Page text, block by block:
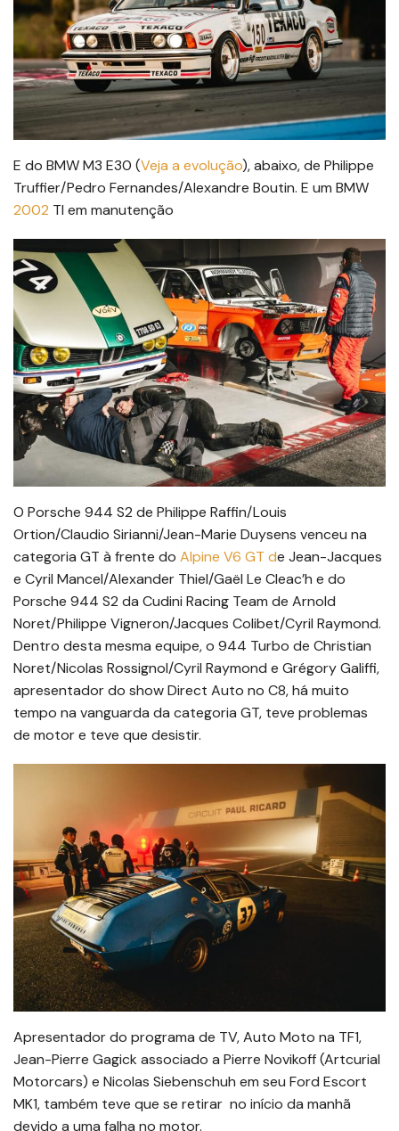
E do BMW M3 E30 (Veja a evolução), abaixo, de Philippe
Truffier/Pedro Fernandes/Alexandre Boutin. E um BMW
2002 TI em manutenção
O Porsche 944 S2 de Philippe Raffin/Louis
Ortion/Claudio Sirianni/Jean-Marie Duysens venceu na
categoria GT à frente do Alpine V6 GT de Jean-Jacques
e Cyril Mancel/Alexander Thiel/Gaël Le Cleac’h e do
Porsche 944 S2 da Cudini Racing Team de Arnold
Noret/Philippe Vigneron/Jacques Colibet/Cyril Raymond.
Dentro desta mesma equipe, o 944 Turbo de Christian
Noret/Nicolas Rossignol/Cyril Raymond e Grégory Galiffi,
apresentador do show Direct Auto no C8, há muito
tempo na vanguarda da categoria GT, teve problemas
de motor e teve que desistir.
Apresentador do programa de TV, Auto Moto na TF1,
Jean-Pierre Gagick associado a Pierre Novikoff (Artcurial
Motorcars) e Nicolas Siebenschuh em seu Ford Escort
MK1, também teve que se retirar no início da manhã
devido a uma falha no motor.